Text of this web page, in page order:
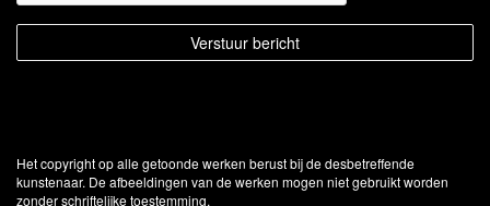
Het copyright op alle getoonde werken berust bij de desbetreffende
kunstenaar. De afbeeldingen van de werken mogen niet gebruikt worden
zonder schriftelijke toestemming.